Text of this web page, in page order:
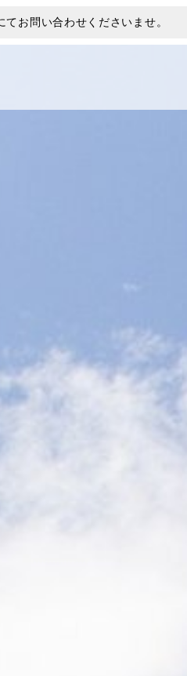
お問い合わせくださいませ。